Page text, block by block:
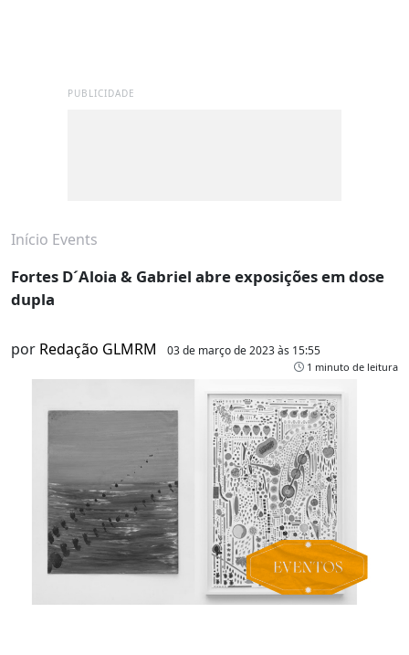
PUBLICIDADE
Início Events
Fortes D´Aloia & Gabriel abre exposições em dose
dupla
por Redação GLMRM 03 de março de 2023 às 15:55
1 minuto de leitura